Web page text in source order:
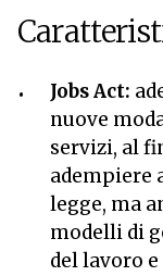
Jobs Act:
nuove
servizi, al
adempiere
legge, ma
modelli di
del lavoro